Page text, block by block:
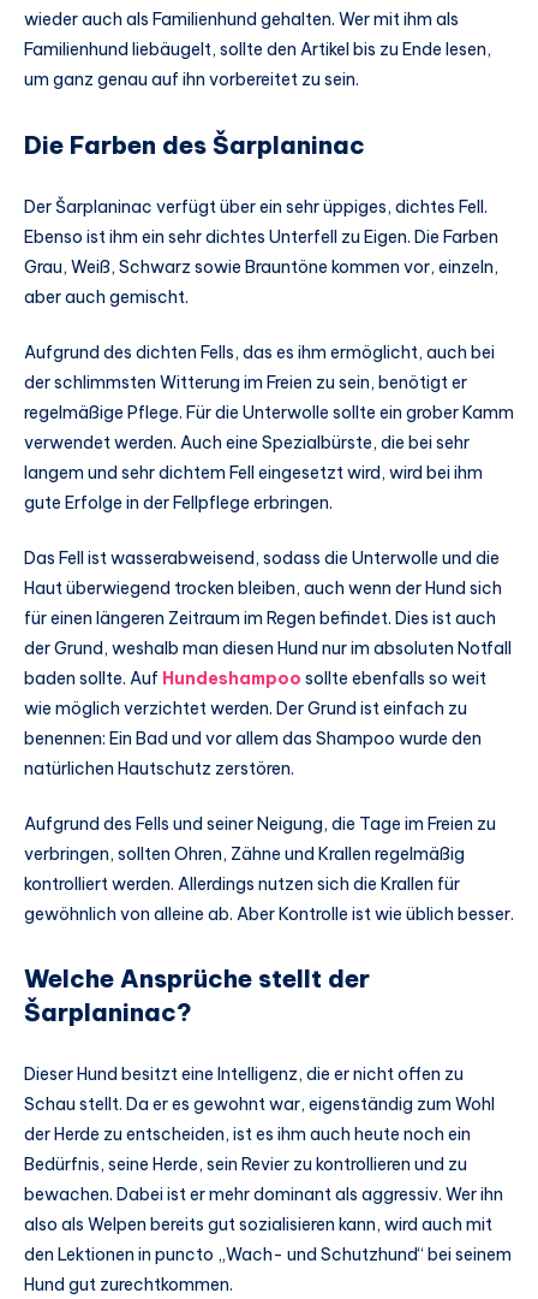
wieder auch als Familienhund gehalten. Wer mit ihm als
Familienhund liebäugelt, sollte den Artikel bis zu Ende lesen,
um ganz genau auf ihn vorbereitet zu sein.
Die Farben des Šarplaninac
Der Šarplaninac verfügt über ein sehr üppiges, dichtes Fell.
Ebenso ist ihm ein sehr dichtes Unterfell zu Eigen. Die Farben
Grau, Weiß, Schwarz sowie Brauntöne kommen vor, einzeln,
aber auch gemischt.
Aufgrund des dichten Fells, das es ihm ermöglicht, auch bei
der schlimmsten Witterung im Freien zu sein, benötigt er
regelmäßige Pflege. Für die Unterwolle sollte ein grober Kamm
verwendet werden. Auch eine Spezialbürste, die bei sehr
langem und sehr dichtem Fell eingesetzt wird, wird bei ihm
gute Erfolge in der Fellpflege erbringen.
Das Fell ist wasserabweisend, sodass die Unterwolle und die
Haut überwiegend trocken bleiben, auch wenn der Hund sich
für einen längeren Zeitraum im Regen befindet. Dies ist auch
der Grund, weshalb man diesen Hund nur im absoluten Notfall
baden sollte. Auf Hundeshampoo sollte ebenfalls so weit
wie möglich verzichtet werden. Der Grund ist einfach zu
benennen: Ein Bad und vor allem das Shampoo wurde den
natürlichen Hautschutz zerstören.
Aufgrund des Fells und seiner Neigung, die Tage im Freien zu
verbringen, sollten Ohren, Zähne und Krallen regelmäßig
kontrolliert werden. Allerdings nutzen sich die Krallen für
gewöhnlich von alleine ab. Aber Kontrolle ist wie üblich besser.
Welche Ansprüche stellt der
Šarplaninac?
Dieser Hund besitzt eine Intelligenz, die er nicht offen zu
Schau stellt. Da er es gewohnt war, eigenständig zum Wohl
der Herde zu entscheiden, ist es ihm auch heute noch ein
Bedürfnis, seine Herde, sein Revier zu kontrollieren und zu
bewachen. Dabei ist er mehr dominant als aggressiv. Wer ihn
also als Welpen bereits gut sozialisieren kann, wird auch mit
den Lektionen in puncto „Wach- und Schutzhund“ bei seinem
Hund gut zurechtkommen.